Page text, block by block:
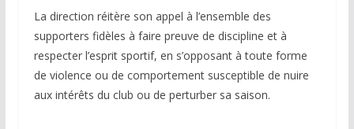
La direction réitère son appel à l’ensemble des
supporters fidèles à faire preuve de discipline et à
respecter l’esprit sportif, en s’opposant à toute forme
de violence ou de comportement susceptible de nuire
aux intérêts du club ou de perturber sa saison.